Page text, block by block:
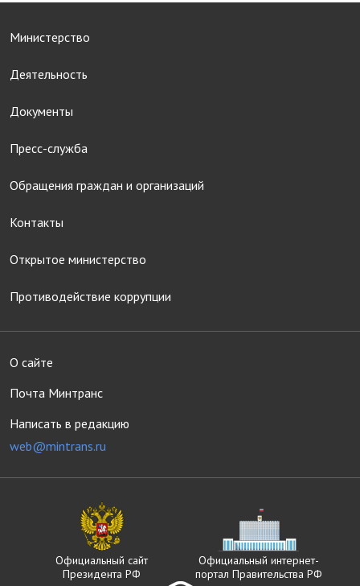
Министерство
Деятельность
Документы
Пресс-служба
Обращения граждан и организаций
Контакты
Открытое министерство
Противодействие коррупции
О сайте
Почта Минтранс
Написать в редакцию
web@mintrans.ru
Официальный сайт
Президента РФ
Официальный интернет-
портал Правительства РФ